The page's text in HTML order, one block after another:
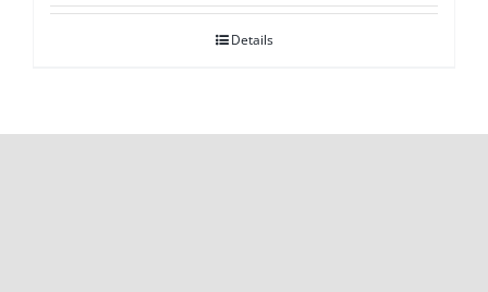
Details